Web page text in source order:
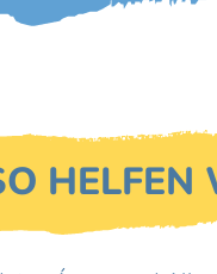
HELFEN